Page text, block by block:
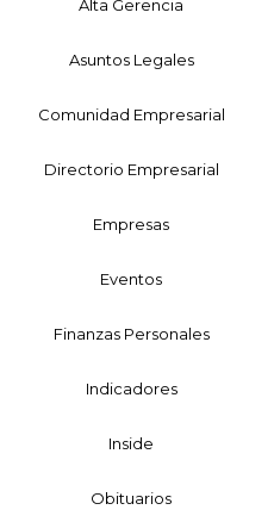
Alta Gerencia
Asuntos Legales
Comunidad Empresarial
Directorio Empresarial
Empresas
Eventos
Finanzas Personales
Indicadores
Inside
Obituarios